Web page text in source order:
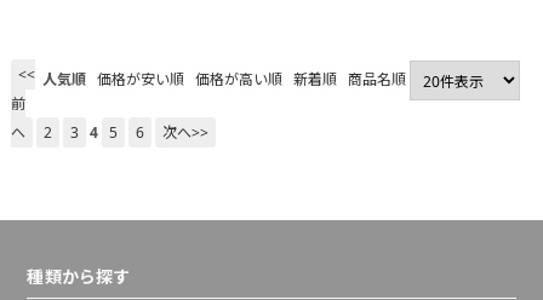
人気順 価格が安い順 価格が高い順 新着順 商品名順
<<
前
へ
2 3 4 5 6 次へ>>
種類から探す